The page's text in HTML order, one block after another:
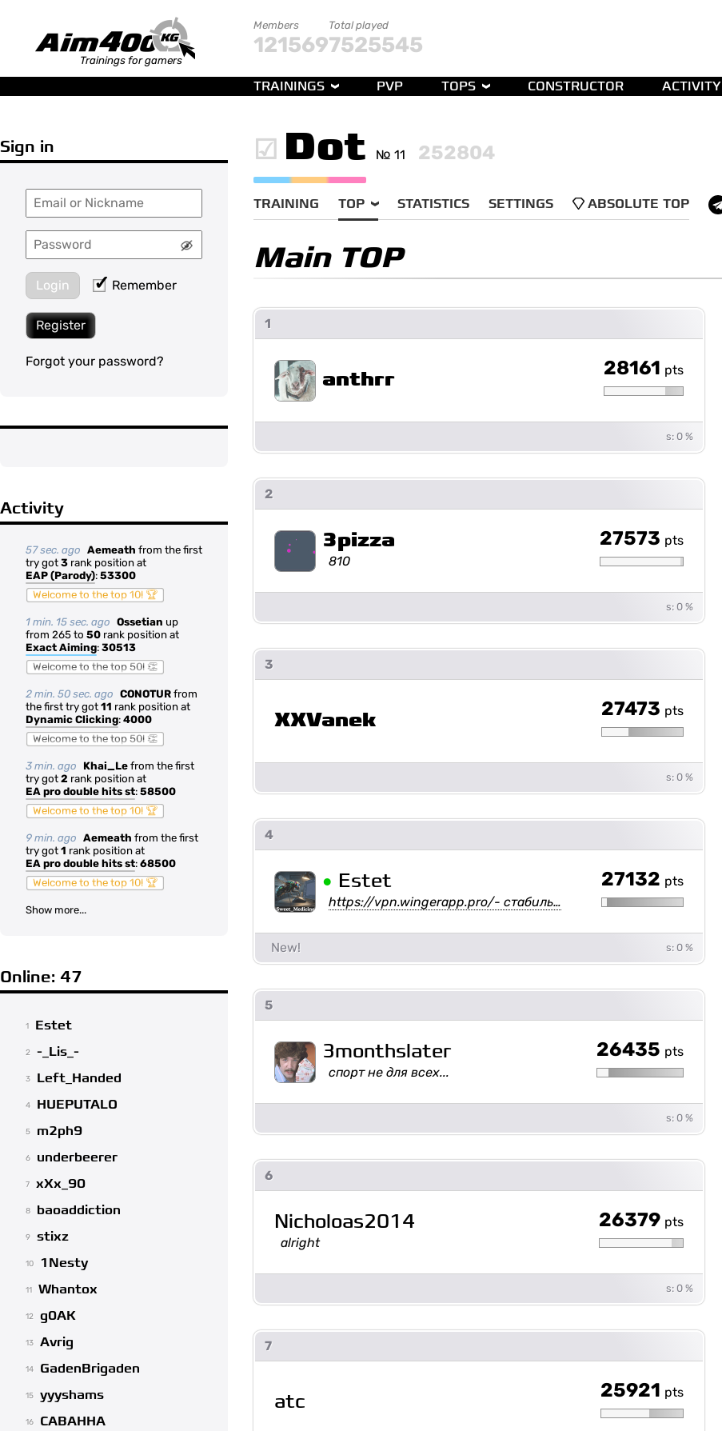
Trainings for gamers
Members
121569
Total played
7525545
TRAININGS PVP TOPS CONSTRUCTOR ACTIVITY
Sign in
Login Remember
Register
Forgot your password?
Activity
57 sec. ago Aemeath from the first
try got 3 rank position at
EAP (Parody): 53300
Welcome to the top 10! 🏆
1 min. 15 sec. ago Ossetian up
from 265 to 50 rank position at
Exact Aiming: 30513
Welcome to the top 50! 👏
2 min. 50 sec. ago CONOTUR from
the first try got 11 rank position at
Dynamic Clicking: 4000
Welcome to the top 50! 👏
3 min. ago Khai_Le from the first
try got 2 rank position at
EA pro double hits st: 58500
Welcome to the top 10! 🏆
9 min. ago Aemeath from the first
try got 1 rank position at
EA pro double hits st: 68500
Welcome to the top 10! 🏆
Show more...
Online: 47
1 Estet
2 -_Lis_-
3 Left_Handed
4 HUEPUTALO
5 m2ph9
6 underbeerer
7 xXx_90
8 baoaddiction
9 stixz
10 1Nesty
11 Whantox
12 g0AK
13 Avrig
14 GadenBrigaden
15 yyyshams
16 CABAHHA
Dot № 11 252804
TRAINING TOP STATISTICS SETTINGS ABSOLUTE TOP
Main TOP
1
anthrr 28161 pts
s: 0 %
2
3pizza
810
27573 pts
s: 0 %
3
XXVanek 27473 pts
s: 0 %
4
• Estet
https://vpn.wingerapp.pro/- стабиль…
27132 pts
s: 0 %
5
3monthslater
спорт не для всех...
26435 pts
s: 0 %
6
Nicholoas2014
alright
26379 pts
s: 0 %
7
atc 25921 pts